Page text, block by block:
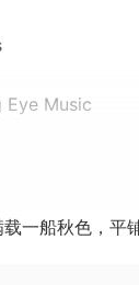
Eye Music
& Special
载一船秋色，平